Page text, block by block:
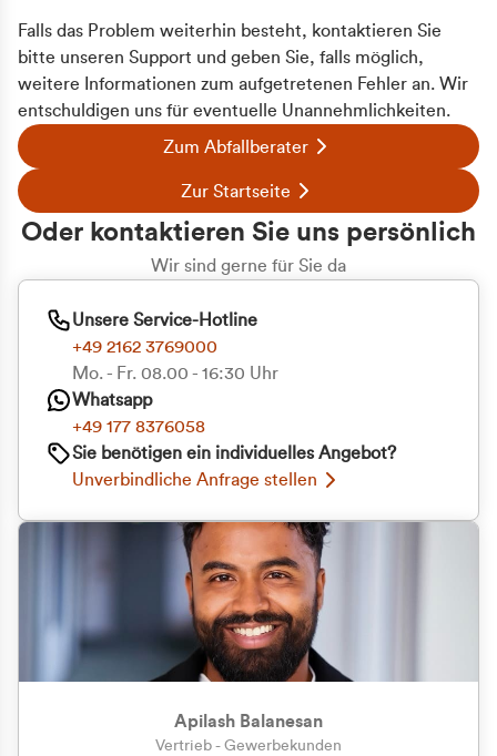
Falls das Problem weiterhin besteht, kontaktieren Sie
bitte unseren Support und geben Sie, falls möglich,
weitere Informationen zum aufgetretenen Fehler an. Wir
entschuldigen uns für eventuelle Unannehmlichkeiten.
Zum Abfallberater
Zur Startseite
Oder kontaktieren Sie uns persönlich
Wir sind gerne für Sie da
Unsere Service-Hotline
+49 2162 3769000
Mo. - Fr. 08.00 - 16:30 Uhr
Whatsapp
+49 177 8376058
Sie benötigen ein individuelles Angebot?
Unverbindliche Anfrage stellen
Apilash Balanesan
Vertrieb - Gewerbekunden